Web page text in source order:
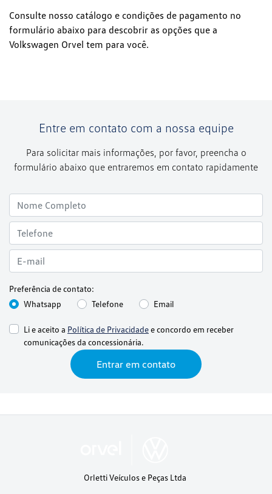
Consulte nosso catálogo e condições de pagamento no
formulário abaixo para descobrir as opções que a
Volkswagen Orvel tem para você.
Entre em contato com a nossa equipe
Para solicitar mais informações, por favor, preencha o
formulário abaixo que entraremos em contato rapidamente
Preferência de contato:
Whatsapp
Telefone Email
Li e aceito a Política de Privacidadee concordo em receber
comunicações da concessionária.
Entrar em contato
Orletti Veículos e Peças Ltda